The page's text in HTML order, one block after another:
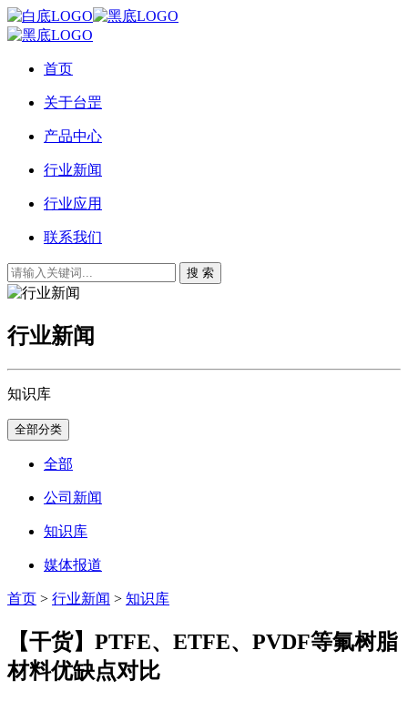
首页
关于台罡
产品中心
行业新闻
行业应用
联系我们
搜 索
行业新闻
知识库
全部分类
全部
公司新闻
知识库
媒体报道
首页 > 行业新闻 > 知识库
【干货】PTFE、ETFE、PVDF等氟树脂
材料优缺点对比